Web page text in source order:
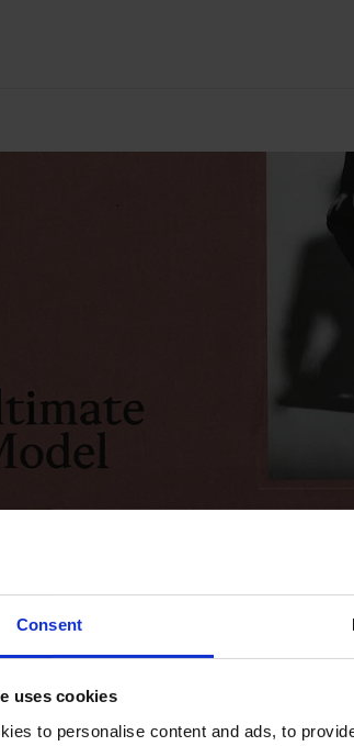
Consent
uses cookies
to personalise content and ads, to